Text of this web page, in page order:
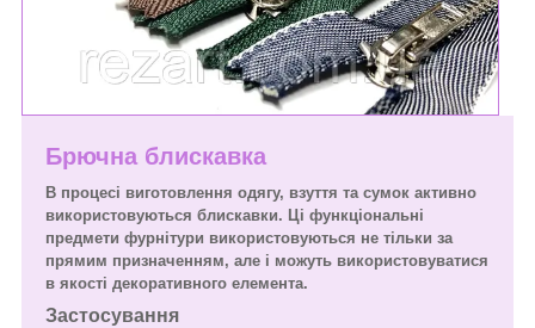
Брючна блискавка
В процесі виготовлення одягу, взуття та сумок активно
використовуються блискавки. Ці функціональні
предмети фурнітури використовуються не тільки за
прямим призначенням, але і можуть використовуватися
в якості декоративного елемента.
Застосування